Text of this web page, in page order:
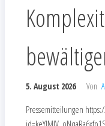
5. August 2026 Von
Pressemitteilungen